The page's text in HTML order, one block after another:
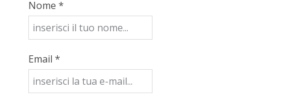
Nome *
Email *